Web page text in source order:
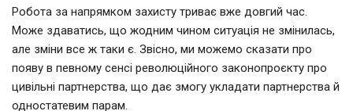
Робота за напрямком захисту триває вже довгий час.
Може здаватись, що жодним чином ситуація не змінилась,
але зміни все ж таки є. Звісно, ми можемо сказати про
появу в певному сенсі революційного законопроєкту про
цивільні партнерства, що дає змогу укладати партнерства й
одностатевим парам.